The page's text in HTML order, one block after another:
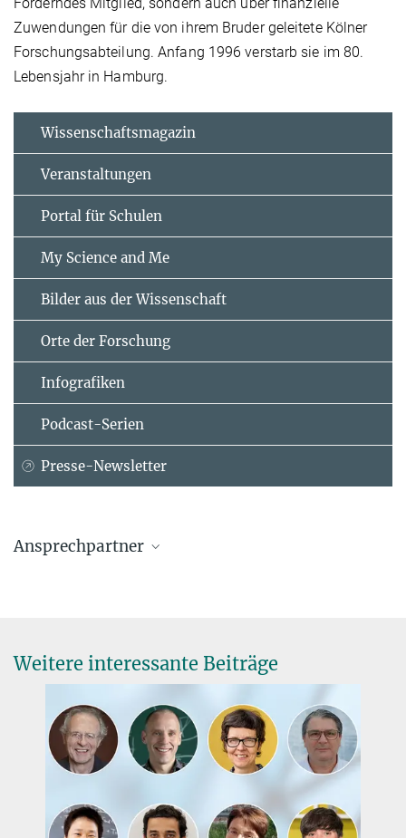
Zuwendungen für die von ihrem Bruder geleitete Kölner
Forschungsabteilung. Anfang 1996 verstarb sie im 80.
Lebensjahr in Hamburg.
Wissenschaftsmagazin
Veranstaltungen
Portal für Schulen
My Science and Me
Bilder aus der Wissenschaft
Orte der Forschung
Infografiken
Podcast-Serien
Presse-Newsletter
Ansprechpartner
hossmann@...
Weitere interessante Beiträge